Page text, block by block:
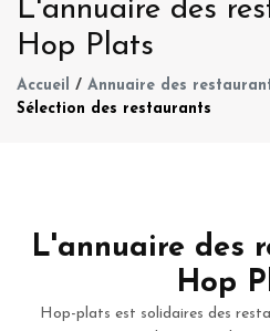
L'annuaire des
Hop Plats
Accueil / Annuaire des
Sélection des restaurants
L'annuaire des
Hop
Hop-plats est solidaires des